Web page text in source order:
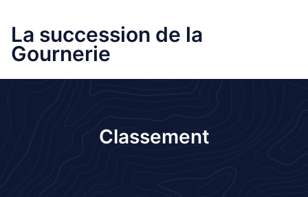
La succession de la
Gournerie
Classement